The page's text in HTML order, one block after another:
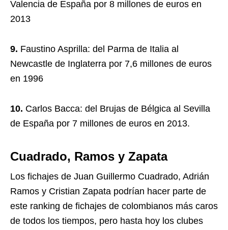
Valencia de España por 8 millones de euros en
2013
9. Faustino Asprilla: del Parma de Italia al
Newcastle de Inglaterra por 7,6 millones de euros
en 1996
10. Carlos Bacca: del Brujas de Bélgica al Sevilla
de España por 7 millones de euros en 2013.
Cuadrado, Ramos y Zapata
Los fichajes de Juan Guillermo Cuadrado, Adrián
Ramos y Cristian Zapata podrían hacer parte de
este ranking de fichajes de colombianos más caros
de todos los tiempos, pero hasta hoy los clubes